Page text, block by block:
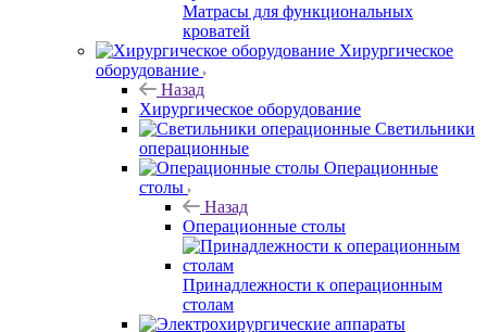
Матрасы для функциональных
кроватей
Хирургическое
оборудование
Назад
Хирургическое оборудование
Светильники
операционные
Операционные
столы
Назад
Операционные столы
Принадлежности к операционным
столам